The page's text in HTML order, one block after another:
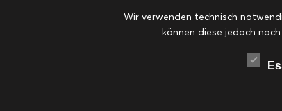
Wir verwenden technisch
können diese jedoch